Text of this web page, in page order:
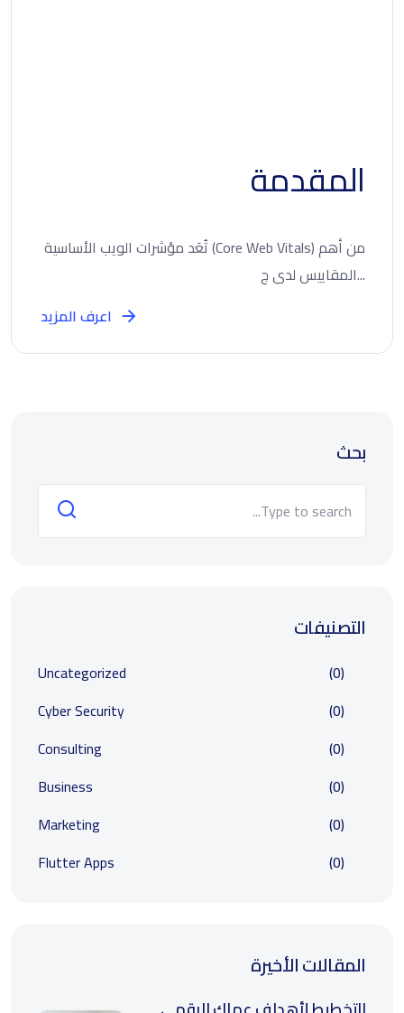
المقدمة
تُعَد مؤشرات الويب الأساسية (Core Web Vitals) من أهم
المقاييس لدى ج...
اعرف المزيد
بحث
التصنيفات
Uncategorized
(0)
Cyber Security
(0)
Consulting
(0)
Business
(0)
Marketing
(0)
Flutter Apps
(0)
المقالات الأخيرة